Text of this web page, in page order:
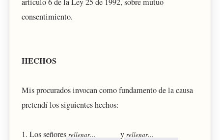
consentimiento.
HECHOS
Mis procurados invocan como fundamento de la causa
pretendí los siguientes hechos:
1. Los señores
y